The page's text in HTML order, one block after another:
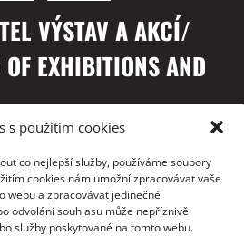
s použitím cookies
co nejlepší služby, používáme soubory
cookies nám umožní zpracovávat vaše
webu a zpracovávat jedinečné
odvolání souhlasu může nepříznivě
služby poskytované na tomto webu.
VÝSTAV A AKCÍ/
EXHIBITIONS AND